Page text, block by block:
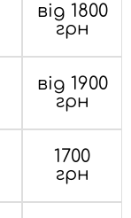
від 1800
грн
від 1900
грн
1700
грн